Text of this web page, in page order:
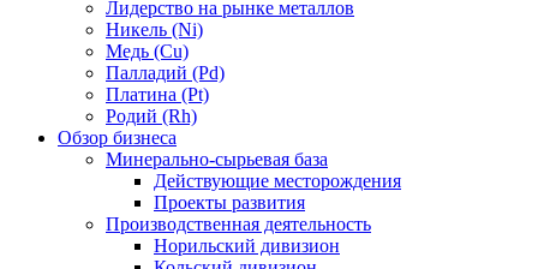
Лидерство на рынке металлов
Никель (Ni)
Медь (Cu)
Палладий (Pd)
Платина (Pt)
Родий (Rh)
Обзор бизнеса
Минерально-сырьевая база
Действующие месторождения
Проекты развития
Производственная деятельность
Норильский дивизион